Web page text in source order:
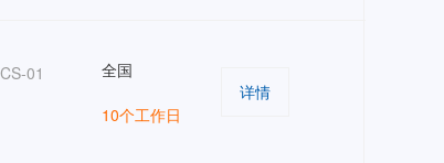
01 全国
10个工作日
详情